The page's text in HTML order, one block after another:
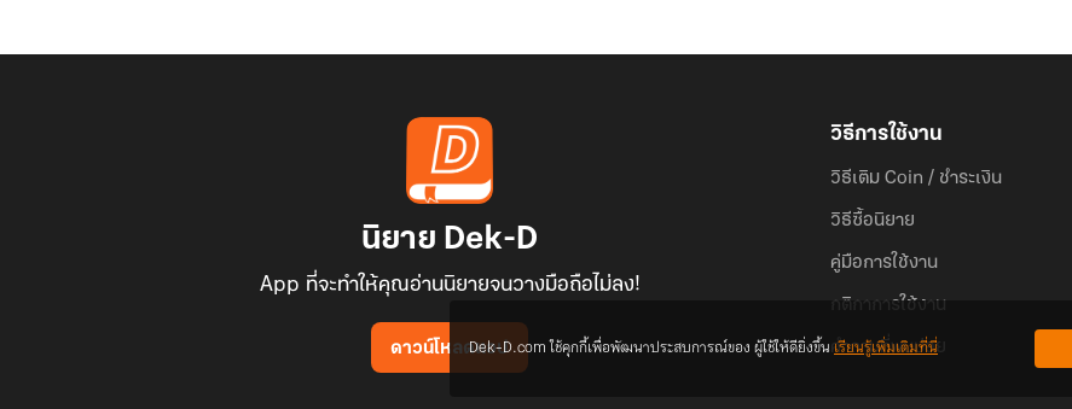
นิยาย Dek-D
App ที่จะทำให้คุณอ่านนิยายจนวางมือถือไม่ลง!
ดาวน์โหลดแอป
วิธีการใช้งาน
วิธีเติม Coin / ชำระเงิน
วิธีซื้อนิยาย
คู่มือการใช้งาน
กติกาการใช้งาน
คำถามที่พบบ่อย
Dek-D.com ใช้คุกกี้เพื่อพัฒนาประสบการณ์ของ ผู้ใช้ให้ดียิ่งขึ้นเรียนรู้เพิ่มเติมที่นี่